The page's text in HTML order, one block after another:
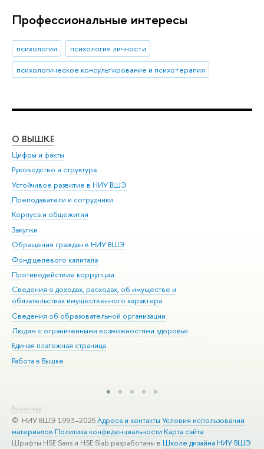
Профессиональные интересы
психология
психология личности
психологическое консультирование и психотерапия
О ВЫШКЕ
Цифры и факты
Руководство и структура
Устойчивое развитие в НИУ ВШЭ
Преподаватели и сотрудники
Корпуса и общежития
Закупки
Обращения граждан в НИУ ВШЭ
Фонд целевого капитала
Противодействие коррупции
Сведения о доходах, расходах, об имуществе и
обязательствах имущественного характера
Сведения об образовательной организации
Людям с ограниченными возможностями здоровья
Единая платежная страница
Работа в Вышке
Редактору
© НИУ ВШЭ 1993–2026Адреса и контакты Условия использования
материалов Политика конфиденциальности Карта сайта
Шрифты HSE Sans и HSE Slab разработаны в Школе дизайна НИУ ВШЭ